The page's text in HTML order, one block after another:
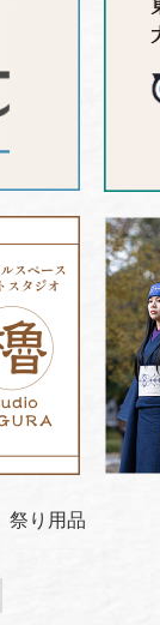
祭り用品